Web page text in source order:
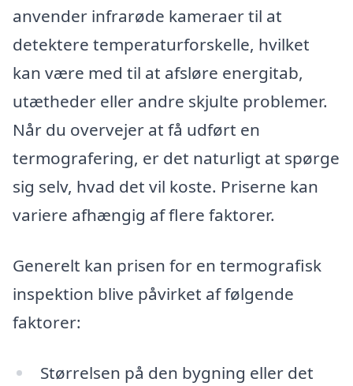
anvender infrarøde kameraer til at
detektere temperaturforskelle, hvilket
kan være med til at afsløre energitab,
utætheder eller andre skjulte problemer.
Når du overvejer at få udført en
termografering, er det naturligt at spørge
sig selv, hvad det vil koste. Priserne kan
variere afhængig af flere faktorer.
Generelt kan prisen for en termografisk
inspektion blive påvirket af følgende
faktorer:
Størrelsen på den bygning eller det